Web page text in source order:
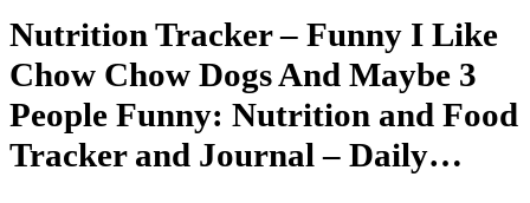
Nutrition Tracker – Funny I Like
Chow Chow Dogs And Maybe 3
People Funny: Nutrition and Food
Tracker and Journal – Daily…